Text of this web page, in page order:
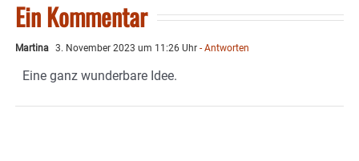
Ein Kommentar
Martina 3. November 2023 um 11:26 Uhr - Antworten
Eine ganz wunderbare Idee.